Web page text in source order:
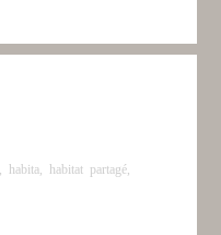
habita habitat partagé